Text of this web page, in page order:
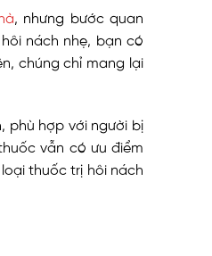
, nhưng bước quan
nách nhẹ, bạn có
chúng chỉ mang lại
phù hợp với người bị
vẫn có ưu điểm
thuốc trị hôi nách